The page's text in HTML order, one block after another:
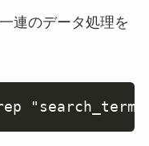
連のデータ処理を
Copy